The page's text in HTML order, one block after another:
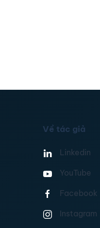
Về tác giả
Linkedin
YouTube
Facebook
Instagram